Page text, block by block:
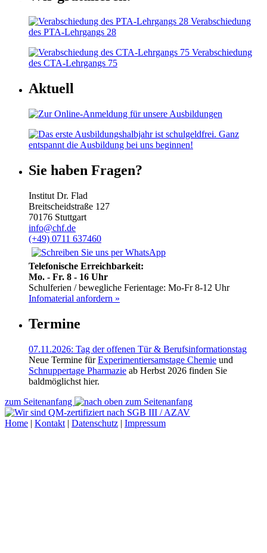
Verabschiedung
des PTA-Lehrgangs 28
Verabschiedung
des CTA-Lehrgangs 75
Aktuell
Sie haben Fragen?
Institut Dr. Flad
Breitscheidstraße 127
70176 Stuttgart
info@chf.de
(+49) 0711 637460
Telefonische Erreichbarkeit:
Mo. - Fr. 8 - 16 Uhr
Schulferien / bewegliche Ferientage: Mo-Fr 8-12 Uhr
Infomaterial anfordern »
Termine
07.11.2026: Tag der offenen Tür & Berufsinformationstag
Neue Termine fürExperimentiersamstage Chemie und
Schnuppertage Pharmazie ab Herbst 2026 finden Sie
baldmöglichst hier.
zum Seitenanfang
Home | Kontakt | Datenschutz | Impressum